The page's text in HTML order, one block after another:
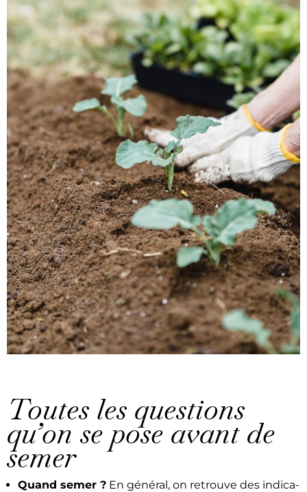
Toutes les questions
qu’on se pose avant de
semer
Quand semer ? En général, on retrou­ve des indi­ca­